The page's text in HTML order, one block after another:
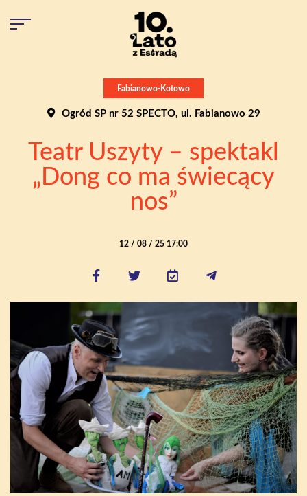
Fabianowo-Kotowo
Ogród SP nr 52 SPECTO, ul. Fabianowo 29
Teatr Uszyty – spektakl
„Dong co ma świecący
nos”
12 / 08 / 25 17:00